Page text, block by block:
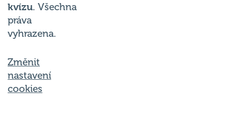
kvízu. Všechna
práva
vyhrazena.
Změnit
nastavení
cookies